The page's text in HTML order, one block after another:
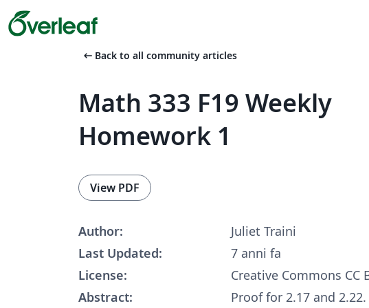
arrow_left_alt Back to all community articles
Math 333 F19 Weekly
Homework 1
View PDF
Author:
Juliet Traini
Last Updated:
7 anni fa
License:
Creative Commons CC
Abstract:
Proof for 2.17 and 2.22.